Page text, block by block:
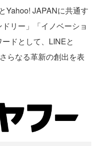
Yahoo! JAPANに共通す
リー」「イノベーショ
ドとして、LINEと
らなる革新の創出を表